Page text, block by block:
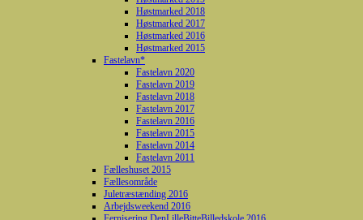
Høstmarked 2018
Høstmarked 2017
Høstmarked 2016
Høstmarked 2015
Fastelavn*
Fastelavn 2020
Fastelavn 2019
Fastelavn 2018
Fastelavn 2017
Fastelavn 2016
Fastelavn 2015
Fastelavn 2014
Fastelavn 2011
Fælleshuset 2015
Fællesområde
Juletræstænding 2016
Arbejdsweekend 2016